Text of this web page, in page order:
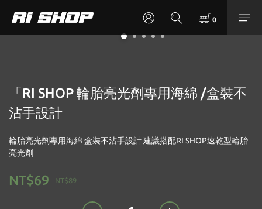
「RI SHOP 輪胎亮光劑專用海綿 /盒裝不
沾手設計
輪胎亮光劑專用海綿 盒裝不沾手設計 建議搭配RI SHOP速乾型輪胎
亮光劑
NT$89
NT$69